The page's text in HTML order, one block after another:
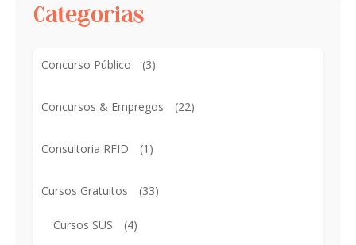
Categorias
Concurso Público (3)
Concursos & Empregos (22)
Consultoria RFID (1)
Cursos Gratuitos (33)
Cursos SUS (4)